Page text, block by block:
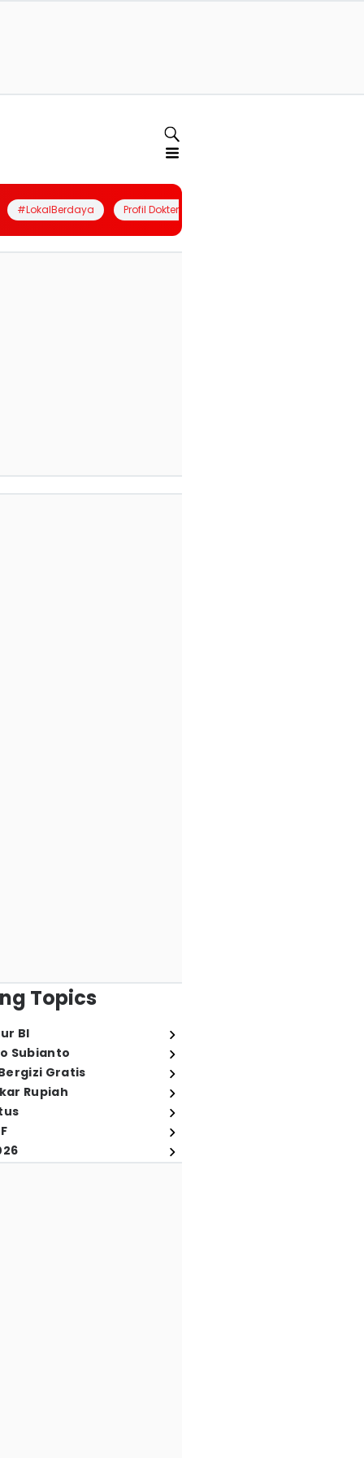
#LokalBerdaya Profil Dokter
Topics
BI
Subianto
Gratis
Rupiah